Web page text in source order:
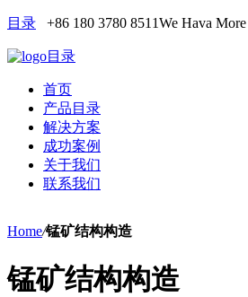
目录 +86 180 3780 8511We Hava
目录
首页
产品目录
解决方案
成功案例
关于我们
联系我们
Home/锰矿结构构造
锰矿结构构造